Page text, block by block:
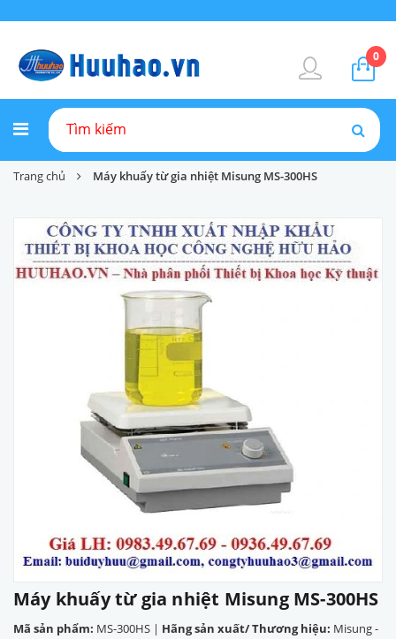
0
Trang chủ Máy khuấy từ gia nhiệt Misung MS-300HS
Máy khuấy từ gia nhiệt Misung MS-300HS
Mã sản phẩm: MS-300HS | Hãng sản xuất/ Thương hiệu: Misung -